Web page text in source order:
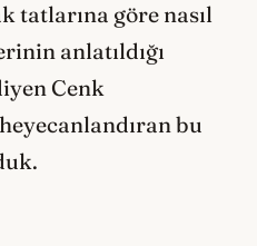
tatlarına göre nasıl
anlatıldığı
Cenk
bu